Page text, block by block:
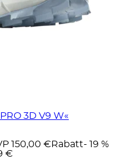
3D V9 W«
150,00 € Rabatt- 19 %
€